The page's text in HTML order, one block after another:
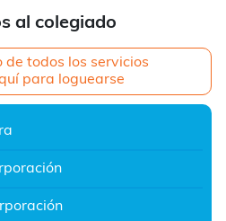
al colegiado
de todos los servicios
para loguearse